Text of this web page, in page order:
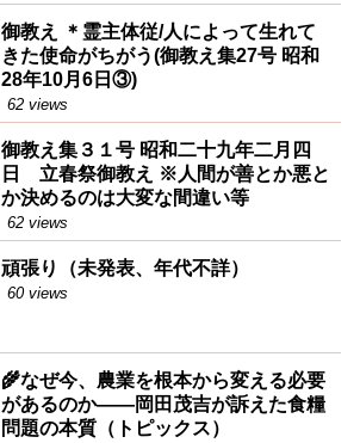
御教え ＊霊主体従/人によって生れて
きた使命がちがう(御教え集27号 昭和
28年10月6日③)
62 views
御教え集３１号 昭和二十九年二月四
日 立春祭御教え ※人間が善とか悪と
か決めるのは大変な間違い等
62 views
頑張り（未発表、年代不詳）
60 views
🌾なぜ今、農業を根本から変える必要
があるのか――岡田茂吉が訴えた食糧
問題の本質（トピックス）